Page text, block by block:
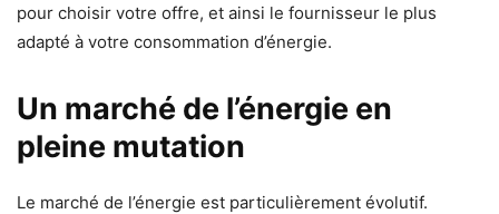
pour choisir votre offre, et ainsi le fournisseur le plus
adapté à votre consommation d’énergie.
Un marché de l’énergie en
pleine mutation
Le marché de l’énergie est particulièrement évolutif.